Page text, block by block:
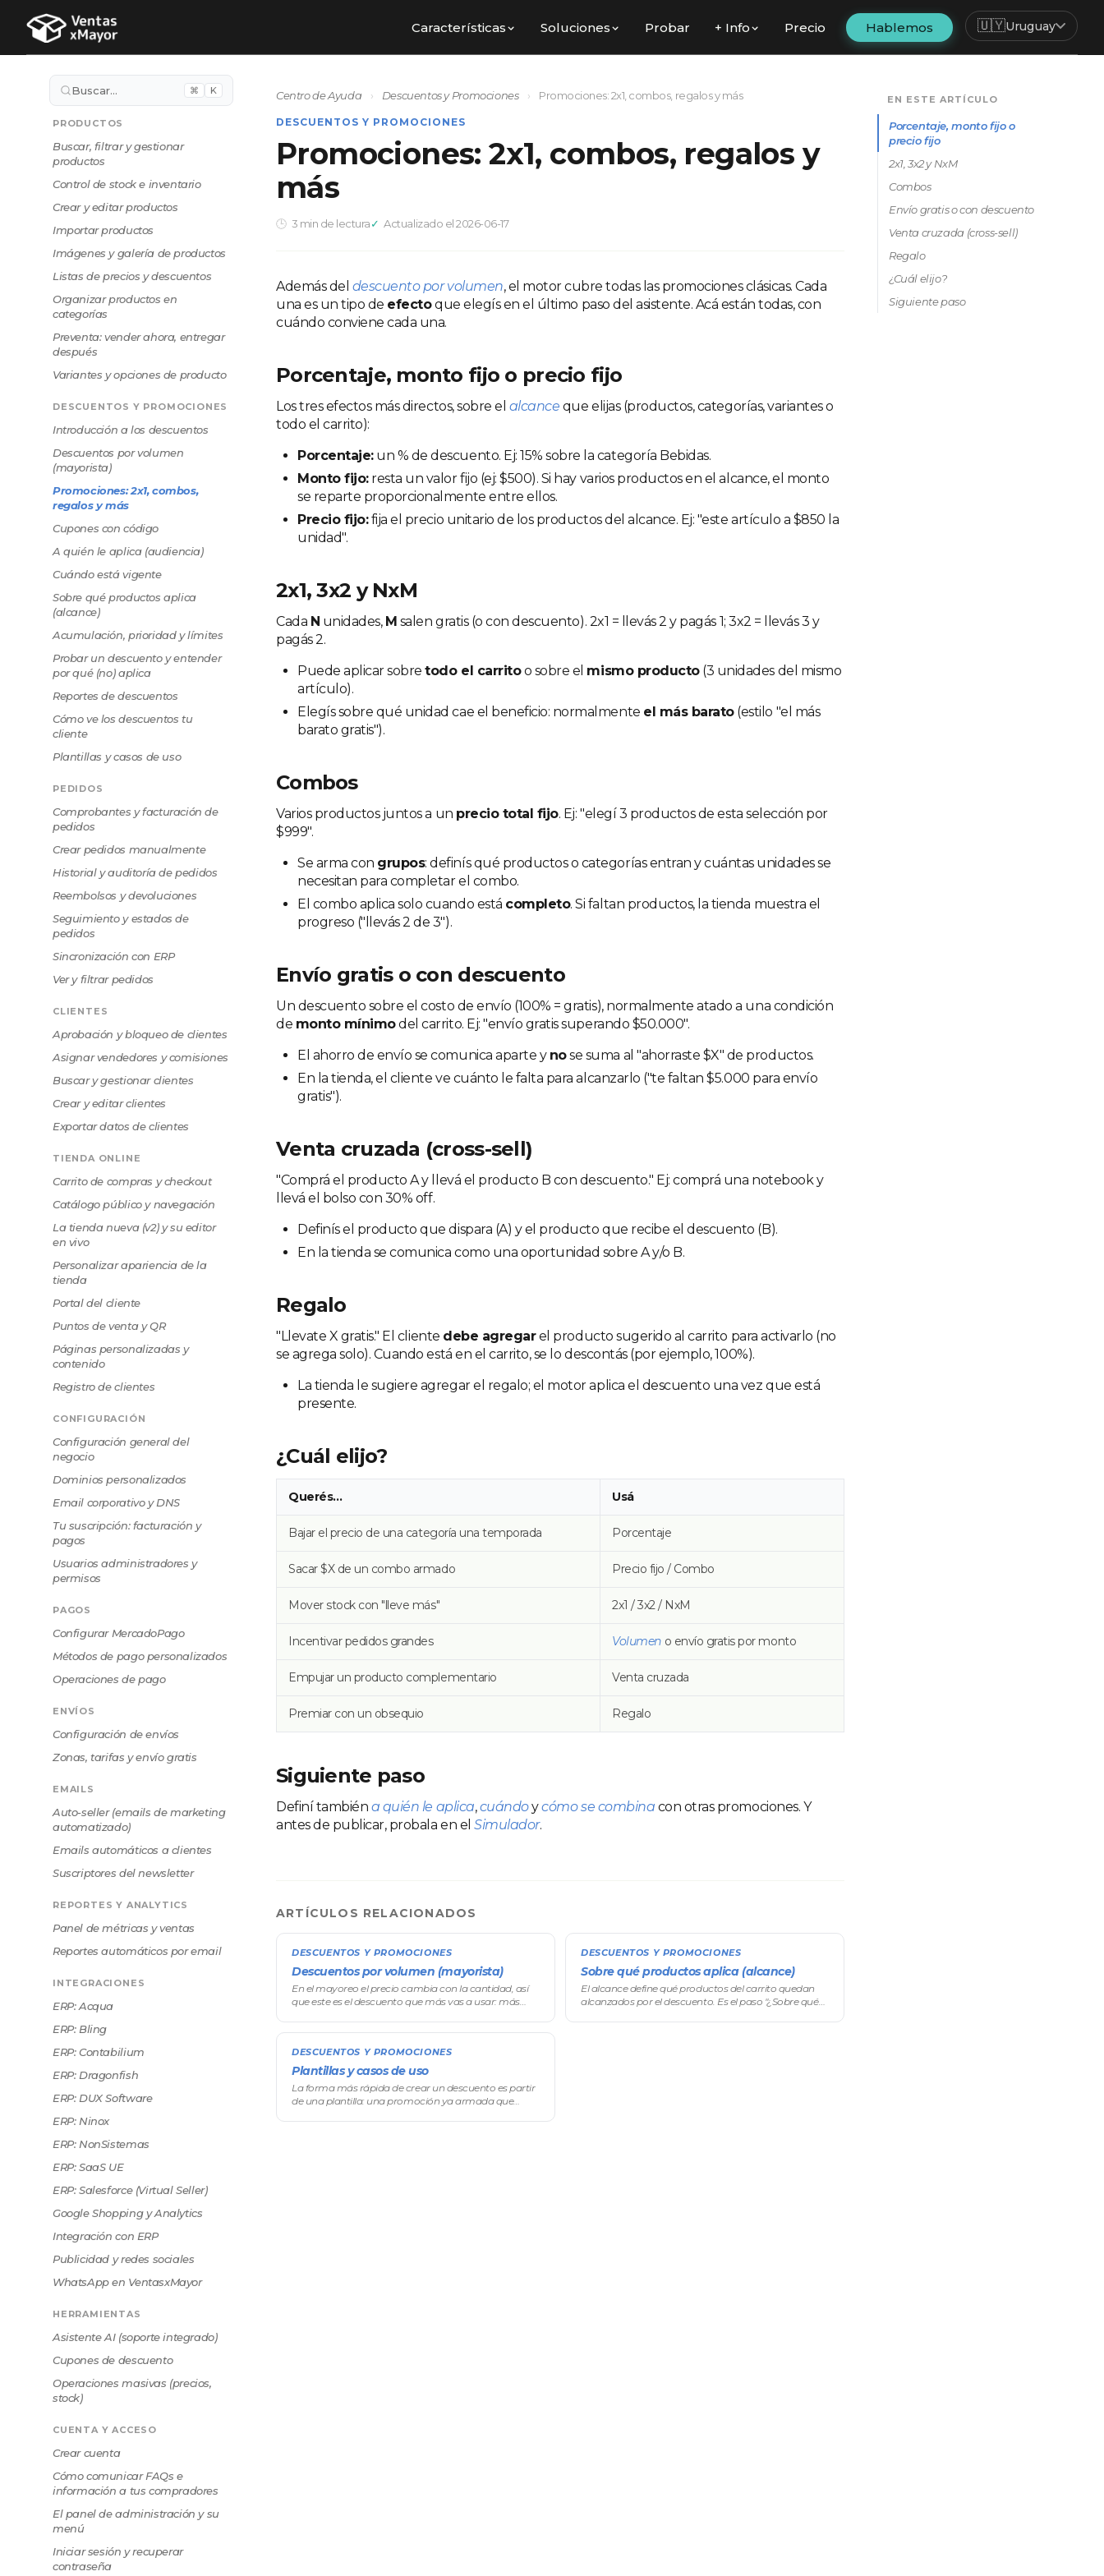
Características Soluciones Probar + Info Precio Hablemos 🇺🇾Uruguay
Buscar… ⌘ K
PRODUCTOS
Buscar, filtrar y gestionar
productos
Control de stock e inventario
Crear y editar productos
Importar productos
Imágenes y galería de productos
Listas de precios y descuentos
Organizar productos en
categorías
Preventa: vender ahora, entregar
después
Variantes y opciones de producto
DESCUENTOS Y PROMOCIONES
Introducción a los descuentos
Descuentos por volumen
(mayorista)
Promociones: 2x1, combos,
regalos y más
Cupones con código
A quién le aplica (audiencia)
Cuándo está vigente
Sobre qué productos aplica
(alcance)
Acumulación, prioridad y límites
Probar un descuento y entender
por qué (no) aplica
Reportes de descuentos
Cómo ve los descuentos tu
cliente
Plantillas y casos de uso
PEDIDOS
Comprobantes y facturación de
pedidos
Crear pedidos manualmente
Historial y auditoría de pedidos
Reembolsos y devoluciones
Seguimiento y estados de
pedidos
Sincronización con ERP
Ver y filtrar pedidos
CLIENTES
Aprobación y bloqueo de clientes
Asignar vendedores y comisiones
Buscar y gestionar clientes
Crear y editar clientes
Exportar datos de clientes
TIENDA ONLINE
Carrito de compras y checkout
Catálogo público y navegación
La tienda nueva (v2) y su editor
en vivo
Personalizar apariencia de la
tienda
Portal del cliente
Puntos de venta y QR
Páginas personalizadas y
contenido
Registro de clientes
CONFIGURACIÓN
Configuración general del
negocio
Dominios personalizados
Email corporativo y DNS
Tu suscripción: facturación y
pagos
Usuarios administradores y
permisos
PAGOS
Configurar MercadoPago
Métodos de pago personalizados
Operaciones de pago
ENVÍOS
Configuración de envíos
Zonas, tarifas y envío gratis
EMAILS
Auto-seller (emails de marketing
automatizado)
Emails automáticos a clientes
Suscriptores del newsletter
REPORTES Y ANALYTICS
Panel de métricas y ventas
Reportes automáticos por email
INTEGRACIONES
ERP: Acqua
ERP: Bling
ERP: Contabilium
ERP: Dragonfish
ERP: DUX Software
ERP: Ninox
ERP: NonSistemas
ERP: SaaS UE
ERP: Salesforce (Virtual Seller)
Google Shopping y Analytics
Integración con ERP
Publicidad y redes sociales
WhatsApp en VentasxMayor
HERRAMIENTAS
Asistente AI (soporte integrado)
Cupones de descuento
Operaciones masivas (precios,
stock)
CUENTA Y ACCESO
Crear cuenta
Cómo comunicar FAQs e
información a tus compradores
El panel de administración y su
menú
Iniciar sesión y recuperar
contraseña
Centro de Ayuda › Descuentos y Promociones › Promociones: 2x1, combos, regalos y más
DESCUENTOS Y PROMOCIONES
Promociones: 2x1, combos, regalos y
más
3 min de lectura Actualizado el 2026-06-17
Además del descuento por volumen, el motor cubre todas las promociones clásicas. Cada
una es un tipo de efectoque elegís en el último paso del asistente. Acá están todas, con
cuándo conviene cada una.
Porcentaje, monto fijo o precio fijo
Los tres efectos más directos, sobre el alcance que elijas (productos, categorías, variantes o
todo el carrito):
Porcentaje:un % de descuento. Ej: 15% sobre la categoría Bebidas.
Monto fijo:resta un valor fijo (ej: $500). Si hay varios productos en el alcance, el monto
se reparte proporcionalmente entre ellos.
Precio fijo:fija el precio unitario de los productos del alcance. Ej: "este artículo a $850 la
unidad".
2x1, 3x2 y NxM
Cada N unidades, M salen gratis (o con descuento). 2x1 = llevás 2 y pagás 1; 3x2 = llevás 3 y
pagás 2.
Puede aplicar sobretodo el carritoo sobre el mismo producto(3 unidades del mismo
artículo).
Elegís sobre qué unidad cae el beneficio: normalmente el más barato(estilo "el más
barato gratis").
Combos
Varios productos juntos a un precio total fijo. Ej: "elegí 3 productos de esta selección por
$999".
Se arma con grupos: definís qué productos o categorías entran y cuántas unidades se
necesitan para completar el combo.
El combo aplica solo cuando está completo. Si faltan productos, la tienda muestra el
progreso ("llevás 2 de 3").
Envío gratis o con descuento
Un descuento sobre el costo de envío (100% = gratis), normalmente atado a una condición
de monto mínimodel carrito. Ej: "envío gratis superando $50.000".
El ahorro de envío se comunica aparte y nose suma al "ahorraste $X" de productos.
En la tienda, el cliente ve cuánto le falta para alcanzarlo ("te faltan $5.000 para envío
gratis").
Venta cruzada (cross-sell)
"Comprá el producto A y llevá el producto B con descuento." Ej: comprá una notebook y
llevá el bolso con 30% off.
Definís el producto que dispara (A) y el producto que recibe el descuento (B).
En la tienda se comunica como una oportunidad sobre A y/o B.
Regalo
"Llevate X gratis." El cliente debe agregarel producto sugerido al carrito para activarlo (no
se agrega solo). Cuando está en el carrito, se lo descontás (por ejemplo, 100%).
La tienda le sugiere agregar el regalo; el motor aplica el descuento una vez que está
presente.
¿Cuál elijo?
Querés… Usá
Bajar el precio de una categoría una temporada Porcentaje
Sacar $X de un combo armado Precio fijo / Combo
Mover stock con "lleve más" 2x1 / 3x2 / NxM
Incentivar pedidos grandes Volumen o envío gratis por monto
Empujar un producto complementario Venta cruzada
Premiar con un obsequio Regalo
Siguiente paso
Definí también a quién le aplica,cuándoycómo se combina con otras promociones. Y
antes de publicar, probala en elSimulador.
ARTÍCULOS RELACIONADOS
DESCUENTOS Y PROMOCIONES
Descuentos por volumen (mayorista)
En el mayoreo el precio cambia con la cantidad, así
que este es el descuento que más vas a usar: más
DESCUENTOS Y PROMOCIONES
Sobre qué productos aplica (alcance)
El alcance define qué productos del carrito quedan
alcanzados por el descuento. Es el paso "¿Sobre qué
DESCUENTOS Y PROMOCIONES
Plantillas y casos de uso
La forma más rápida de crear un descuento es partir
de una plantilla: una promoción ya armada que
EN ESTE ARTÍCULO
Porcentaje, monto fijo o
precio fijo
2x1, 3x2 y NxM
Combos
Envío gratis o con descuento
Venta cruzada (cross-sell)
Regalo
¿Cuál elijo?
Siguiente paso